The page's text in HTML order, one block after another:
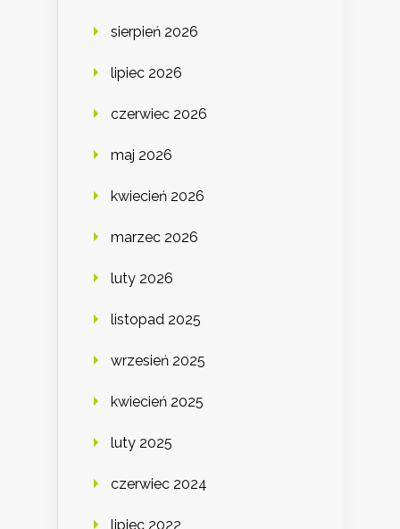
sierpień 2026
lipiec 2026
czerwiec 2026
maj 2026
kwiecień 2026
marzec 2026
luty 2026
listopad 2025
wrzesień 2025
kwiecień 2025
luty 2025
czerwiec 2024
lipiec 2022